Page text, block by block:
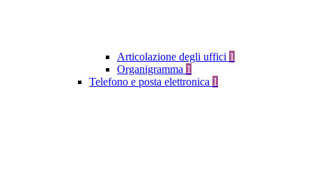
Articolazione degli uffici 1
Organigramma 1
Telefono e posta elettronica 1